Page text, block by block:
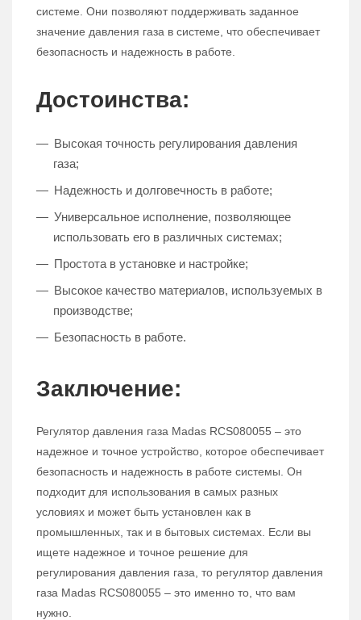
системе. Они позволяют поддерживать заданное
значение давления газа в системе, что обеспечивает
безопасность и надежность в работе.
Достоинства:
Высокая точность регулирования давления
газа;
Надежность и долговечность в работе;
Универсальное исполнение, позволяющее
использовать его в различных системах;
Простота в установке и настройке;
Высокое качество материалов, используемых в
производстве;
Безопасность в работе.
Заключение:
Регулятор давления газа Madas RCS080055 – это
надежное и точное устройство, которое обеспечивает
безопасность и надежность в работе системы. Он
подходит для использования в самых разных
условиях и может быть установлен как в
промышленных, так и в бытовых системах. Если вы
ищете надежное и точное решение для
регулирования давления газа, то регулятор давления
газа Madas RCS080055 – это именно то, что вам
нужно.